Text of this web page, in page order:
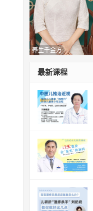
养生千金方
最新课程